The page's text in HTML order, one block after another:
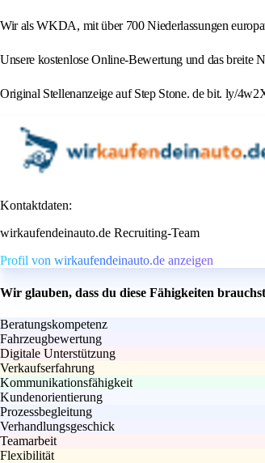
Wir als WKDA, mit über 700 Niederlassungen
Unsere kostenlose Online-Bewertung und das breite
Original Stellenanzeige auf Step Stone. de bit. ly/
Kontaktdaten:
wirkaufendeinauto.de Recruiting-Team
Profil von wirkaufendeinauto.de anzeigen
Wir glauben, dass du diese Fähigkeiten
Beratungskompetenz
Fahrzeugbewertung
Digitale Unterstützung
Verkaufserfahrung
Kommunikationsfähigkeit
Kundenorientierung
Prozessbegleitung
Verhandlungsgeschick
Teamarbeit
Flexibilität